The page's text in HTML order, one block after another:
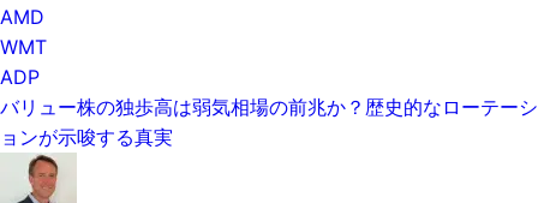
AMD
WMT
ADP
バリュー株の独歩高は弱気相場の前兆か？歴史的なローテーシ
ョンが示唆する真実